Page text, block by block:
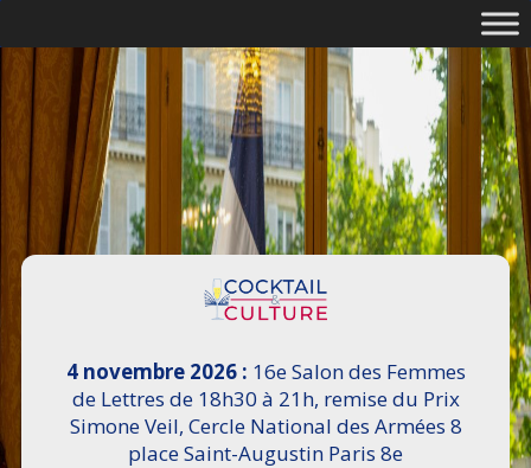
4 novembre 2026 : 16e Salon des Femmes
de Lettres de 18h30 à 21h, remise du Prix
Simone Veil, Cercle National des Armées 8
place Saint-Augustin Paris 8e